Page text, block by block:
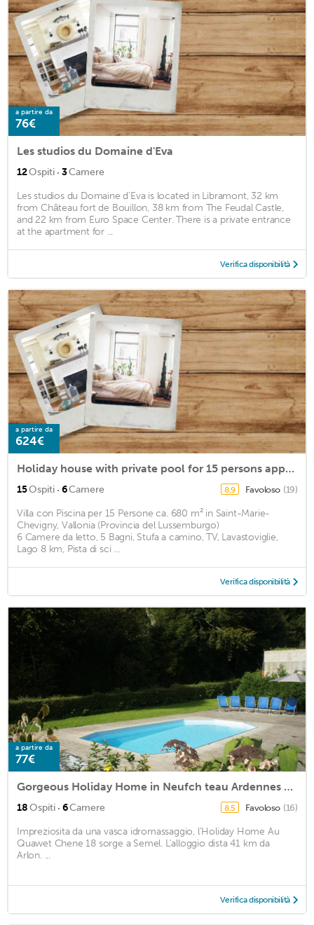
a partire da
76€
Les studios du Domaine d'Eva
12Ospiti · 3Camere
Les studios du Domaine d'Eva is located in Libramont, 32 km
from Château fort de Bouillon, 38 km from The Feudal Castle,
and 22 km from Euro Space Center. There is a private entrance
at the apartment for ...
Verifica disponibilità
a partire da
624€
Holiday house with private pool for 15 persons approx. 680 m2
15Ospiti · 6Camere 8,9 Favoloso (19)
Villa con Piscina per 15 Persone ca. 680 m² in Saint-Marie-
Chevigny, Vallonia (Provincia del Lussemburgo)
6 Camere da letto, 5 Bagni, Stufa a camino, TV, Lavastoviglie,
Lago 8 km, Pista di sci ...
Verifica disponibilità
a partire da
77€
Gorgeous Holiday Home in Neufch teau Ardennes with Sauna
18Ospiti · 6Camere 8,5 Favoloso (16)
Impreziosita da una vasca idromassaggio, l'Holiday Home Au
Quawet Chene 18 sorge a Semel. L'alloggio dista 41 km da
Arlon. ...
Verifica disponibilità